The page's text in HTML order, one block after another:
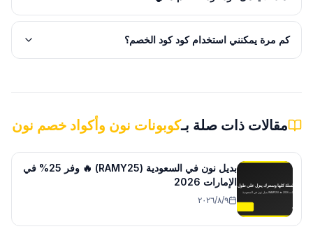
كم مرة يمكنني استخدام كود كود الخصم؟
مقالات ذات صلة بـكوبونات نون وأكواد خصم نون
بديل نون في السعودية (RAMY25) 🔥 وفر 25% في
الإمارات 2026
٩‏/٨‏/٢٠٢٦